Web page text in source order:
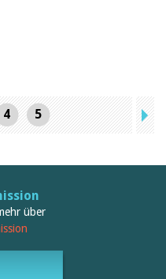
4 5
über